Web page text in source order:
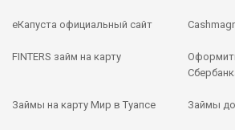
еКапуста официальный сайт
FINTERS займ на карту
Займы на карту Мир в Туапсе Займы